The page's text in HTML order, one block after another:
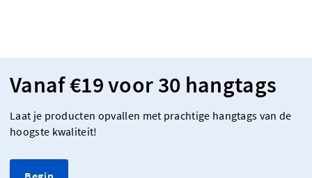
Vanaf €19 voor 30 hangtags
Laat je producten opvallen met prachtige hangtags van de
hoogste kwaliteit!